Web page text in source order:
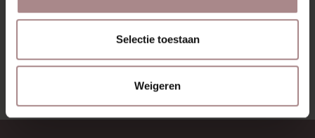
Selectie toestaan
Weigeren
BEKIJK ALLE PRODUCTEN